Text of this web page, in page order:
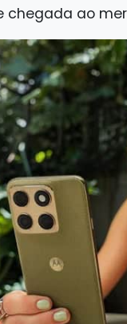
chegada ao